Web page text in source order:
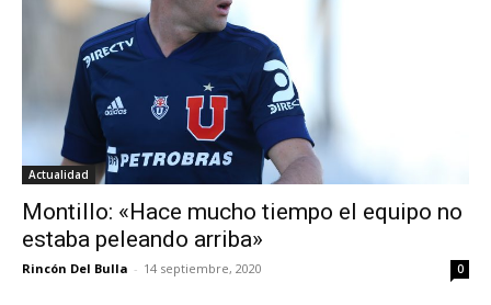
Actualidad
Montillo: «Hace mucho tiempo el equipo no
estaba peleando arriba»
Rincón Del Bulla - 14 septiembre, 2020 0